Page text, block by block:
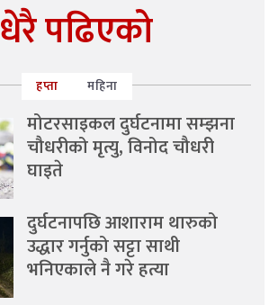
धेरै पढिएको
हप्ता महिना
मोटरसाइकल दुर्घटनामा सम्झना
चौधरीको मृत्यु, विनोद चौधरी
घाइते
दुर्घटनापछि आशाराम थारुको
उद्धार गर्नुको सट्टा साथी
भनिएकाले नै गरे हत्या